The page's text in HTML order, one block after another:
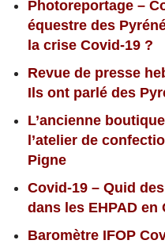
Photoreportage –
équestre des
la crise Covid-19 ?
Revue de presse
Ils ont parlé des
L’ancienne
l’atelier de
Pigne
Covid-19 – Quid
dans les EHPAD en
Baromètre IFOP